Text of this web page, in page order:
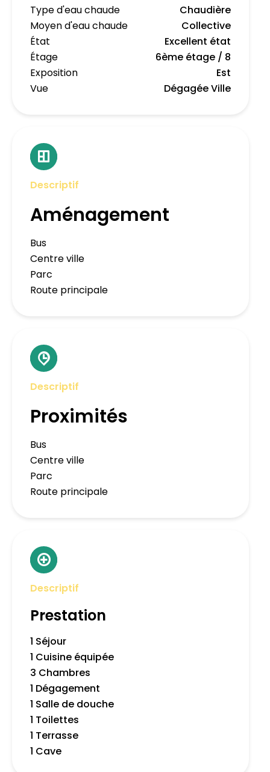
Type d'eau chaude
Chaudière
Moyen d'eau chaude
Collective
État
Excellent état
Étage
6ème étage / 8
Exposition
Est
Vue
Dégagée Ville
Descriptif
Aménagement
Bus
Centre ville
Parc
Route principale
Descriptif
Proximités
Bus
Centre ville
Parc
Route principale
Descriptif
Prestation
1 Séjour
1 Cuisine équipée
3 Chambres
1 Dégagement
1 Salle de douche
1 Toilettes
1 Terrasse
1 Cave